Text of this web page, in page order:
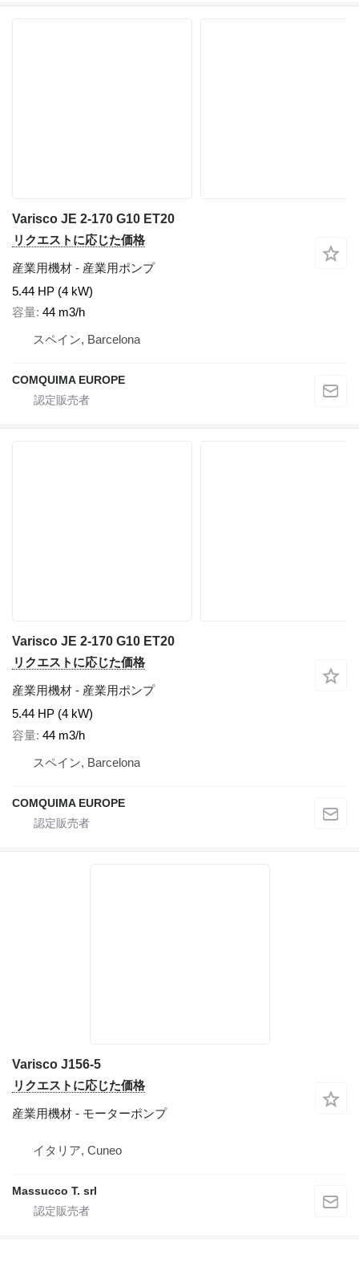
Varisco JE 2-170 G10 ET20
リクエストに応じた価格
産業用機材 - 産業用ポンプ
5.44 HP (4 kW)
容量 44 m3/h
スペイン, Barcelona
COMQUIMA EUROPE
Varisco JE 2-170 G10 ET20
リクエストに応じた価格
産業用機材 - 産業用ポンプ
5.44 HP (4 kW)
容量 44 m3/h
スペイン, Barcelona
COMQUIMA EUROPE
Varisco J156-5
リクエストに応じた価格
産業用機材 - モーターポンプ
イタリア, Cuneo
Massucco T. srl